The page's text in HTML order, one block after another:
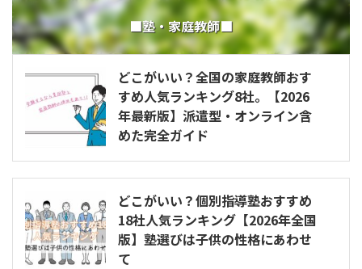
■塾・家庭教師■
どこがいい？全国の家庭教師おす
すめ人気ランキング8社。【2026
年最新版】派遣型・オンライン含
めた完全ガイド
どこがいい？個別指導塾おすすめ
18社人気ランキング【2026年全国
版】塾選びは子供の性格にあわせ
て